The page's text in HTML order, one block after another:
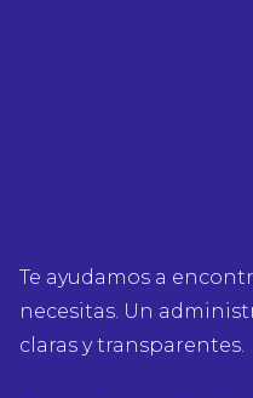
Te ayudamos a
necesitas. Un
claras y transparentes.